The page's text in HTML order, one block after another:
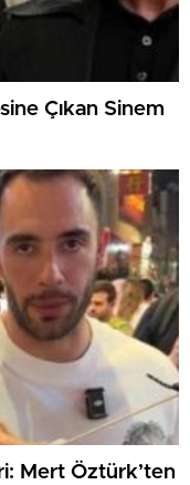
Çıkan Sinem
Mert Öztürk’ten